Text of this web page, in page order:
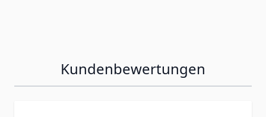
Kundenbewertungen